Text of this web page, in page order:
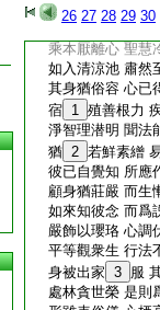
26 27 28 29 30
涅槃極清涼 寂滅
乘本厭離心 聖慧
如入清涼池 肅然
其身猶俗容 心已
宿 1 殖善根力
淨智理潜明 聞法
猶 2 若鮮素繒
彼已自覺知 所應
顧身猶莊嚴 而生
如來知彼念 而爲
嚴飾以瓔珞 心調
平等觀衆生 行法
身被出家 3 服
處林貪世榮 是則